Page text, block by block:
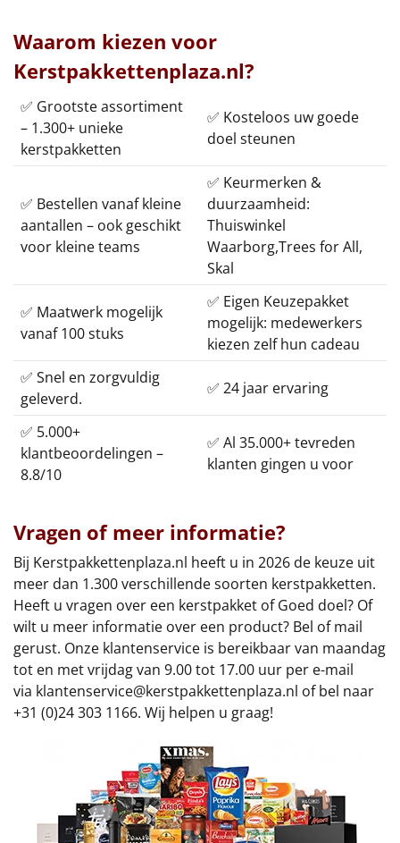
Waarom kiezen voor
Kerstpakkettenplaza.nl?
✅ Grootste assortiment
– 1.300+ unieke
kerstpakketten
✅ Kosteloos uw goede
doel steunen
✅ Bestellen vanaf kleine
aantallen – ook geschikt
voor kleine teams
✅ Keurmerken &
duurzaamheid:
Thuiswinkel
Waarborg,Trees for All,
Skal
✅ Maatwerk mogelijk
vanaf 100 stuks
✅ Eigen Keuzepakket
mogelijk: medewerkers
kiezen zelf hun cadeau
✅ Snel en zorgvuldig
geleverd.
✅ 24 jaar ervaring
✅ 5.000+
klantbeoordelingen –
8.8/10
✅ Al 35.000+ tevreden
klanten gingen u voor
Vragen of meer informatie?
Bij Kerstpakkettenplaza.nl heeft u in 2026 de keuze uit
meer dan 1.300 verschillende soorten kerstpakketten.
Heeft u vragen over een kerstpakket of Goed doel? Of
wilt u meer informatie over een product? Bel of mail
gerust. Onze klantenservice is bereikbaar van maandag
tot en met vrijdag van 9.00 tot 17.00 uur per e-mail
via klantenservice@kerstpakkettenplaza.nl of bel naar
+31 (0)24 303 1166. Wij helpen u graag!